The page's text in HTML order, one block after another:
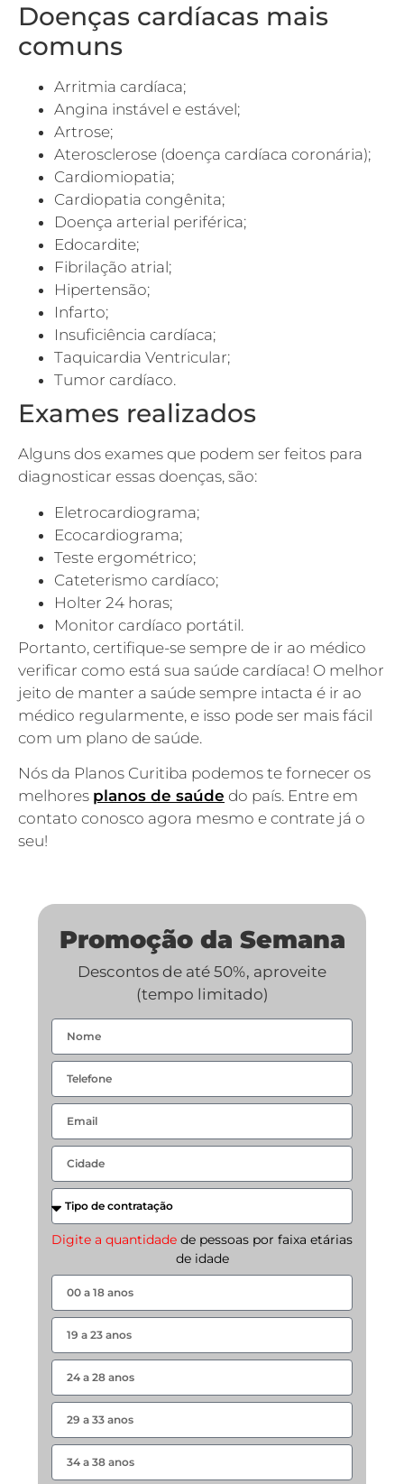
Doenças cardíacas mais
comuns
Arritmia cardíaca;
Angina instável e estável;
Artrose;
Aterosclerose (doença cardíaca coronária);
Cardiomiopatia;
Cardiopatia congênita;
Doença arterial periférica;
Edocardite;
Fibrilação atrial;
Hipertensão;
Infarto;
Insuficiência cardíaca;
Taquicardia Ventricular;
Tumor cardíaco.
Exames realizados
Alguns dos exames que podem ser feitos para
diagnosticar essas doenças, são:
Eletrocardiograma;
Ecocardiograma;
Teste ergométrico;
Cateterismo cardíaco;
Holter 24 horas;
Monitor cardíaco portátil.
Portanto, certifique-se sempre de ir ao médico
verificar como está sua saúde cardíaca! O melhor
jeito de manter a saúde sempre intacta é ir ao
médico regularmente, e isso pode ser mais fácil
com um plano de saúde.
Nós da Planos Curitiba podemos te fornecer os
melhores planos de saúde do país. Entre em
contato conosco agora mesmo e contrate já o
seu!
Promoção da Semana
Descontos de até 50%, aproveite
(tempo limitado)
Digite a quantidade de pessoas por faixa etárias
de idade